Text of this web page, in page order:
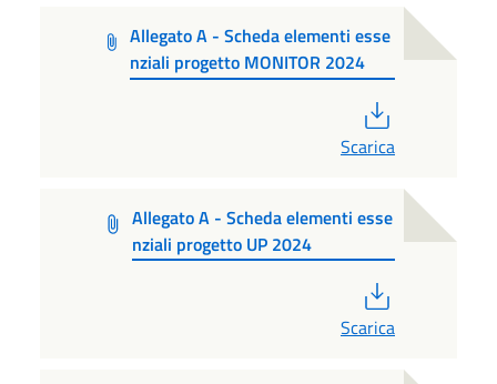
Allegato A - Scheda elementi esse
nziali progetto MONITOR 2024
Scarica
Allegato A - Scheda elementi esse
nziali progetto UP 2024
Scarica